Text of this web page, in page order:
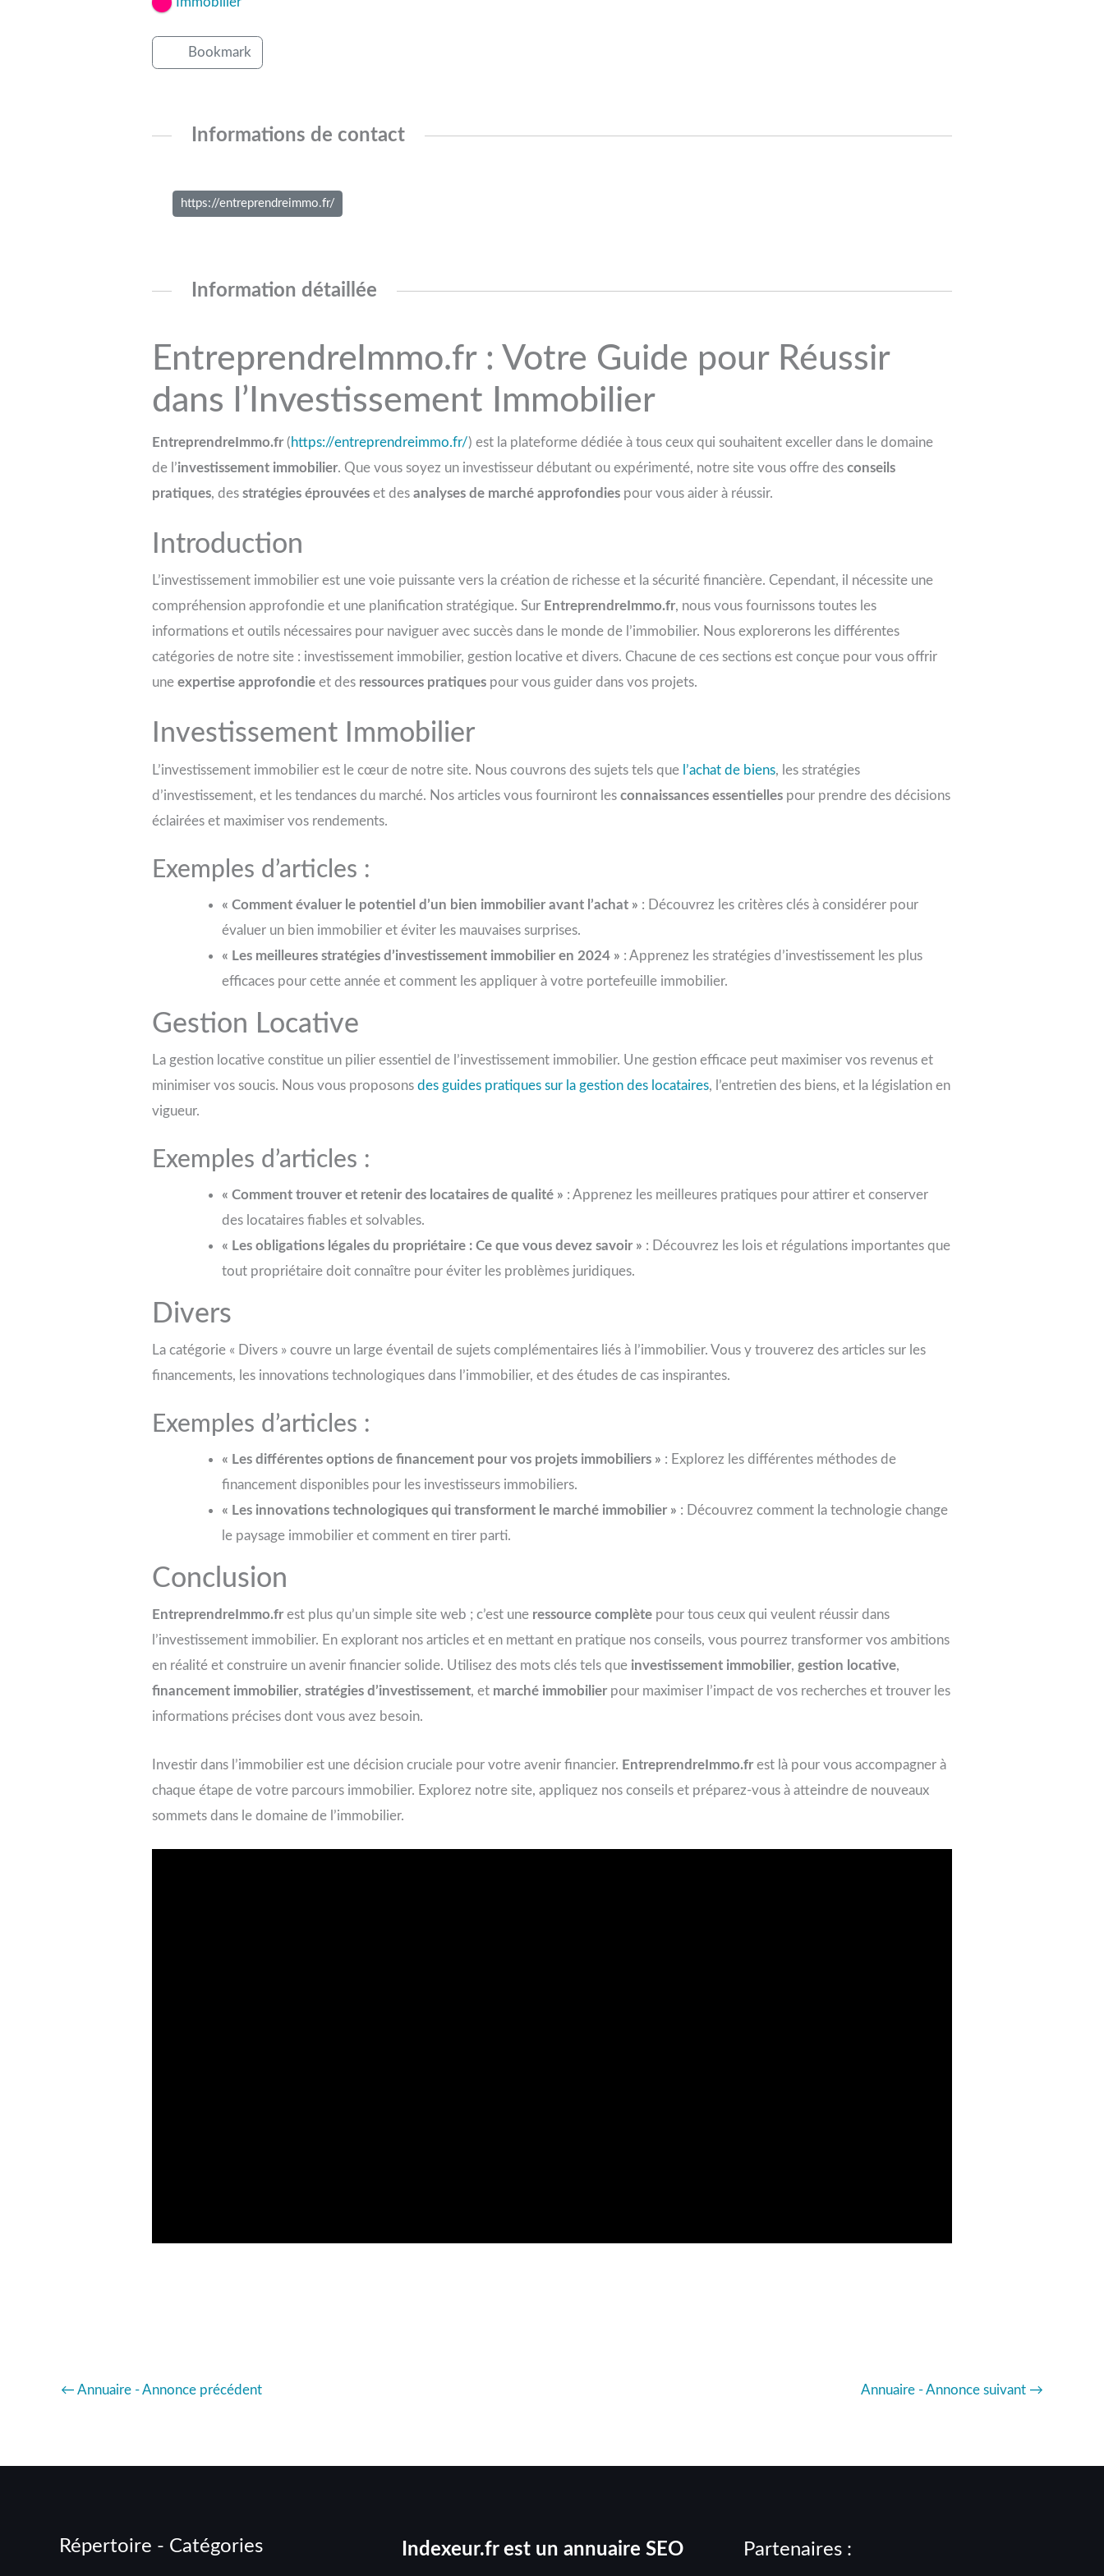
Bookmark
Informations de contact
https://entreprendreimmo.fr/
Information détaillée
EntreprendreImmo.fr : Votre Guide pour Réussir
dans l’Investissement Immobilier
EntreprendreImmo.fr(https://entreprendreimmo.fr/) est la plateforme dédiée à tous ceux qui souhaitent exceller dans le domaine
de l’investissement immobilier. Que vous soyez un investisseur débutant ou expérimenté, notre site vous offre desconseils
pratiques, desstratégies éprouvées et desanalyses de marché approfondies pour vous aider à réussir.
Introduction
L’investissement immobilier est une voie puissante vers la création de richesse et la sécurité financière. Cependant, il nécessite une
compréhension approfondie et une planification stratégique. Sur EntreprendreImmo.fr, nous vous fournissons toutes les
informations et outils nécessaires pour naviguer avec succès dans le monde de l’immobilier. Nous explorerons les différentes
catégories de notre site : investissement immobilier, gestion locative et divers. Chacune de ces sections est conçue pour vous offrir
uneexpertise approfondie et des ressources pratiques pour vous guider dans vos projets.
Investissement Immobilier
L’investissement immobilier est le cœur de notre site. Nous couvrons des sujets tels que l’achat de biens, les stratégies
d’investissement, et les tendances du marché. Nos articles vous fourniront lesconnaissances essentielles pour prendre des décisions
éclairées et maximiser vos rendements.
Exemples d’articles :
« Comment évaluer le potentiel d’un bien immobilier avant l’achat » : Découvrez les critères clés à considérer pour
évaluer un bien immobilier et éviter les mauvaises surprises.
« Les meilleures stratégies d’investissement immobilier en 2024 » : Apprenez les stratégies d’investissement les plus
efficaces pour cette année et comment les appliquer à votre portefeuille immobilier.
Gestion Locative
La gestion locative constitue un pilier essentiel de l’investissement immobilier. Une gestion efficace peut maximiser vos revenus et
minimiser vos soucis. Nous vous proposonsdes guides pratiques sur la gestion des locataires, l’entretien des biens, et la législation en
vigueur.
Exemples d’articles :
« Comment trouver et retenir des locataires de qualité » : Apprenez les meilleures pratiques pour attirer et conserver
des locataires fiables et solvables.
« Les obligations légales du propriétaire : Ce que vous devez savoir » : Découvrez les lois et régulations importantes que
tout propriétaire doit connaître pour éviter les problèmes juridiques.
Divers
La catégorie « Divers » couvre un large éventail de sujets complémentaires liés à l’immobilier. Vous y trouverez des articles sur les
financements, les innovations technologiques dans l’immobilier, et des études de cas inspirantes.
Exemples d’articles :
« Les différentes options de financement pour vos projets immobiliers » : Explorez les différentes méthodes de
financement disponibles pour les investisseurs immobiliers.
« Les innovations technologiques qui transforment le marché immobilier » : Découvrez comment la technologie change
le paysage immobilier et comment en tirer parti.
Conclusion
EntreprendreImmo.frest plus qu’un simple site web ; c’est une ressource complète pour tous ceux qui veulent réussir dans
l’investissement immobilier. En explorant nos articles et en mettant en pratique nos conseils, vous pourrez transformer vos ambitions
en réalité et construire un avenir financier solide. Utilisez des mots clés tels que investissement immobilier, gestion locative,
financement immobilier,stratégies d’investissement, et marché immobilierpour maximiser l’impact de vos recherches et trouver les
informations précises dont vous avez besoin.
Investir dans l’immobilier est une décision cruciale pour votre avenir financier. EntreprendreImmo.frest là pour vous accompagner à
chaque étape de votre parcours immobilier. Explorez notre site, appliquez nos conseils et préparez-vous à atteindre de nouveaux
sommets dans le domaine de l’immobilier.
← Annuaire - Annonce précédent Annuaire - Annonce suivant →
Répertoire - Catégories
Indexeur.fr est un annuaire SEO
Partenaires :